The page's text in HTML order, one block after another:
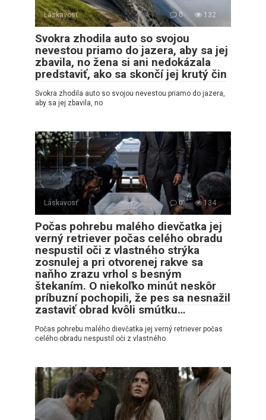
Láskavosť 0 132
Svokra zhodila auto so svojou
nevestou priamo do jazera, aby sa jej
zbavila, no žena si ani nedokázala
predstaviť, ako sa skončí jej krutý čin
Svokra zhodila auto so svojou nevestou priamo do jazera,
aby sa jej zbavila, no
Láskavosť 0 134
Počas pohrebu malého dievčatka jej
verný retriever počas celého obradu
nespustil oči z vlastného strýka
zosnulej a pri otvorenej rakve sa
naňho zrazu vrhol s besným
štekaním. O niekoľko minút neskôr
príbuzní pochopili, že pes sa nesnažil
zastaviť obrad kvôli smútku…
Počas pohrebu malého dievčatka jej verný retriever počas
celého obradu nespustil oči z vlastného